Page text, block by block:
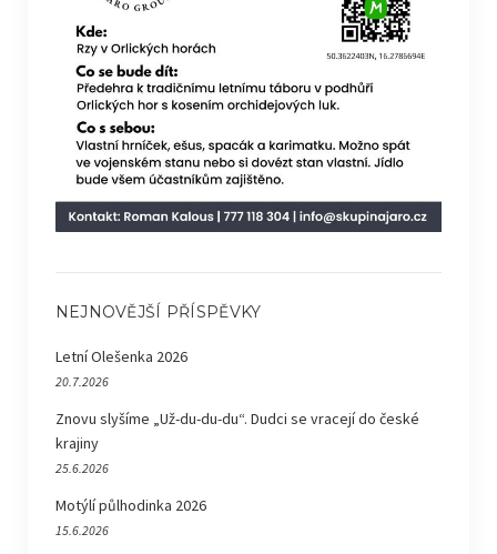
NEJNOVĚJŠÍ PŘÍSPĚVKY
Letní Olešenka 2026
20.7.2026
Znovu slyšíme „Už-du-du-du“. Dudci se vracejí do české
krajiny
25.6.2026
Motýlí půlhodinka 2026
15.6.2026